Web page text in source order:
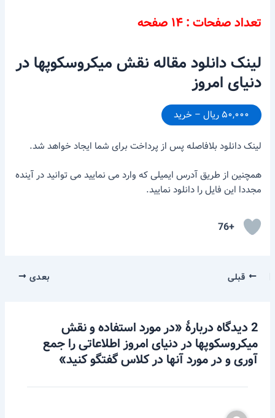
تعداد صفحات : ۱۴ صفحه
لینک دانلود مقاله نقش میکروسکوپها در
دنیای امروز
۵۰,۰۰۰ ریال – خرید
لینک دانلود بلافاصله پس از پرداخت برای شما ایجاد خواهد شد.
همچنین از طریق آدرس ایمیلی که وارد می نمایید می توانید در آینده
مجددا این فایل را دانلود نمایید.
+76
قبلی بعدی
2 دیدگاه دربارهٔ «در مورد استفاده و نقش
میکروسکوپها در دنیای امروز اطلاعاتی را جمع
آوری و در مورد آنها در کلاس گفتگو کنید»